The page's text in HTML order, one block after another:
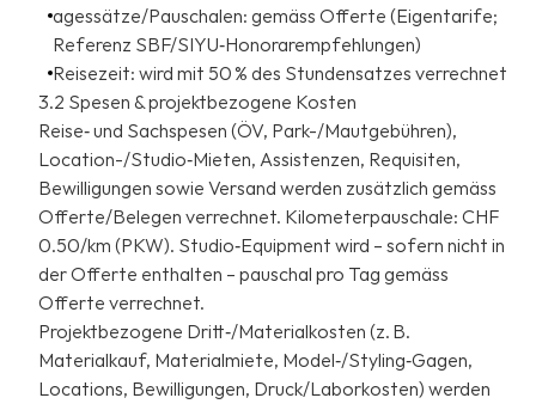
agessätze/Pauschalen: gemäss Offerte (Eigentarife;
Referenz SBF/SIYU‑Honorarempfehlungen)
Reisezeit: wird mit 50 % des Stundensatzes verrechnet
3.2 Spesen & projektbezogene Kosten
Reise‑ und Sachspesen (ÖV, Park-/Mautgebühren),
Location-/Studio‑Mieten, Assistenzen, Requisiten,
Bewilligungen sowie Versand werden zusätzlich gemäss
Offerte/Belegen verrechnet. Kilometerpauschale: CHF
0.50/km (PKW). Studio‑Equipment wird – sofern nicht in
der Offerte enthalten – pauschal pro Tag gemäss
Offerte verrechnet.
Projektbezogene Dritt‑/Materialkosten (z. B.
Materialkauf, Materialmiete, Model‑/Styling‑Gagen,
Locations, Bewilligungen, Druck/Laborkosten) werden